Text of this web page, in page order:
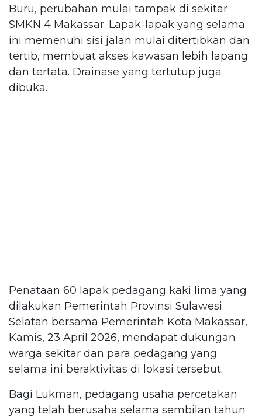
Buru, perubahan mulai tampak di sekitar
SMKN 4 Makassar. Lapak-lapak yang selama
ini memenuhi sisi jalan mulai ditertibkan dan
tertib, membuat akses kawasan lebih lapang
dan tertata. Drainase yang tertutup juga
dibuka.
Penataan 60 lapak pedagang kaki lima yang
dilakukan Pemerintah Provinsi Sulawesi
Selatan bersama Pemerintah Kota Makassar,
Kamis, 23 April 2026, mendapat dukungan
warga sekitar dan para pedagang yang
selama ini beraktivitas di lokasi tersebut.
Bagi Lukman, pedagang usaha percetakan
yang telah berusaha selama sembilan tahun